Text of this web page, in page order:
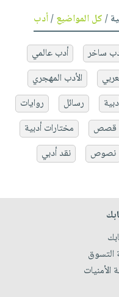
/كل المواضيع/أدب
ساخر
أدب عالمي
الأدب المهجري
رسائل
روايات
قصص
مختارات أدبية
نصوص نقد أدبي
التسوق
الأمنيات